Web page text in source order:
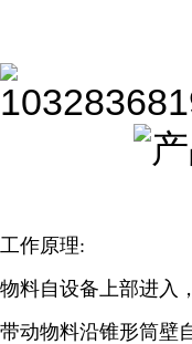
工作原理:
物料自设备上部进入
带动物料沿锥形筒壁